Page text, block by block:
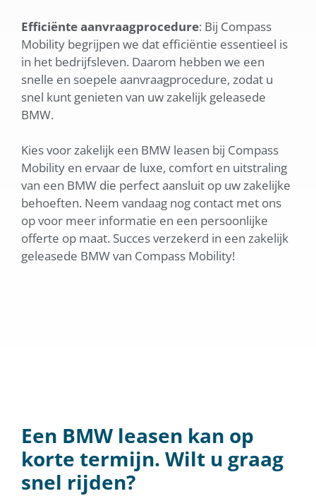
Efficiënte aanvraagprocedure: Bij Compass
Mobility begrijpen we dat efficiëntie essentieel is
in het bedrijfsleven. Daarom hebben we een
snelle en soepele aanvraagprocedure, zodat u
snel kunt genieten van uw zakelijk geleasede
BMW.
Kies voor zakelijk een BMW leasen bij Compass
Mobility en ervaar de luxe, comfort en uitstraling
van een BMW die perfect aansluit op uw zakelijke
behoeften. Neem vandaag nog contact met ons
op voor meer informatie en een persoonlijke
offerte op maat. Succes verzekerd in een zakelijk
geleasede BMW van Compass Mobility!
Een BMW leasen kan op
korte termijn. Wilt u graag
snel rijden?